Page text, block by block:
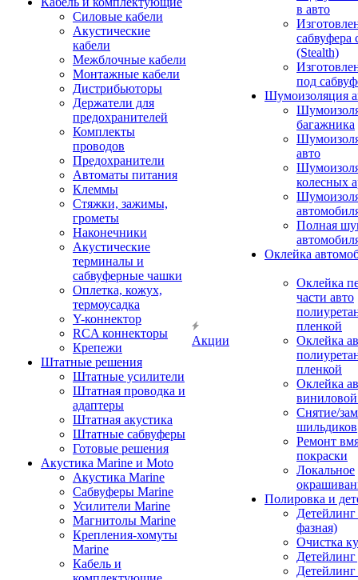
Силовые кабели
Акустические
кабели
Межблочные кабели
Монтажные кабели
Дистрибьюторы
Держатели для
предохранителей
Комплекты
проводов
Предохранители
Автоматы питания
Клеммы
Стяжки, зажимы,
грометы
Наконечники
Акустические
терминалы и
сабвуферные чашки
Оплетка, кожух,
термоусадка
Y-коннектор
RCA коннекторы
Крепежи
Штатные решения
Штатные усилители
Штатная проводка и
адаптеры
Штатная акустика
Штатные сабвуферы
Готовые решения
Акустика Marine и Moto
Акустика Marine
Сабвуферы Marine
Усилители Marine
Магнитолы Marine
Крепления-хомуты
Marine
Кабель и
Акции
в авто
сабвуфера
(Stealth)
под
Шумоизоляция
багажника
авто
колесных
Полная
Оклейка
Оклейка
части авто
пленкой
Оклейка
пленкой
Оклейка
Снятие/
шильдиков
Ремонт
покраски
Локальное
Полировка и
фазная)
Очистка
Детейлинг